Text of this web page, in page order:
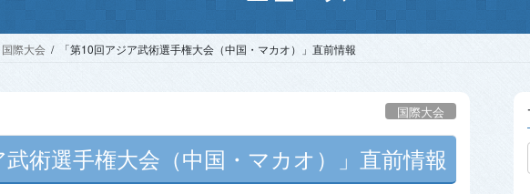
国際大会 「第10回アジア武術選手権大会（中国・マカオ）」直前情報
国際大会
武術選手権大会（中国・マカオ）」直前情報